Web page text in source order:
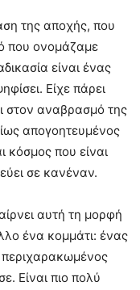
της αποχής, που
που ονομάζαμε
είναι ένας
Είχε πάρει
στον αναβρασμό της
απογοητευμένος
κόσμος που είναι
σε κανέναν.
αυτή τη μορφή
ένα κομμάτι: ένας
περιχαρακωμένος
Είναι πιο πολύ